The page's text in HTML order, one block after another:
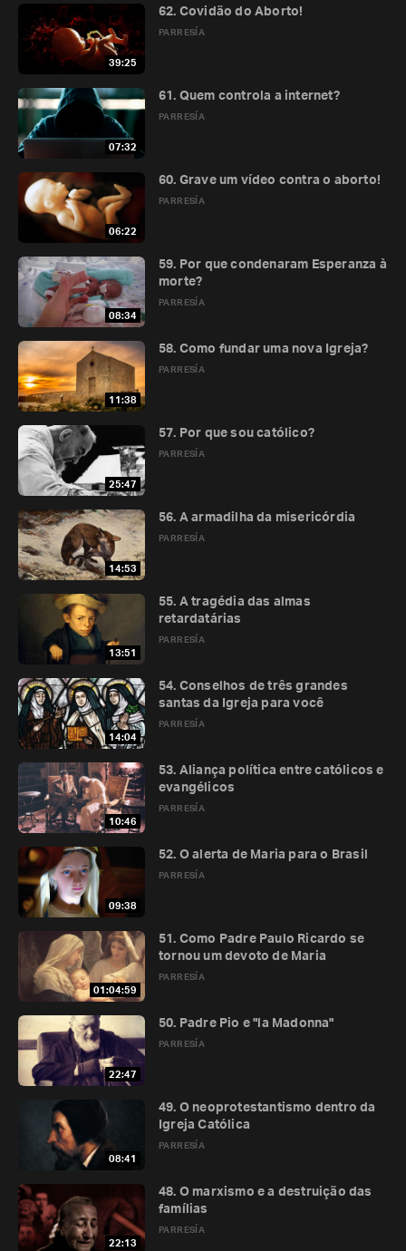
39:25
PARRESÍA
62. Covidão do Aborto!
07:32
PARRESÍA
61. Quem controla a internet?
06:22
PARRESÍA
60. Grave um vídeo contra o aborto!
08:34
PARRESÍA
59. Por que condenaram Esperanza à
morte?
11:38
PARRESÍA
58. Como fundar uma nova Igreja?
25:47
PARRESÍA
57. Por que sou católico?
14:53
PARRESÍA
56. A armadilha da misericórdia
13:51
PARRESÍA
55. A tragédia das almas
retardatárias
14:04
PARRESÍA
54. Conselhos de três grandes
santas da Igreja para você
10:46
PARRESÍA
53. Aliança política entre católicos e
evangélicos
09:38
PARRESÍA
52. O alerta de Maria para o Brasil
01:04:59
PARRESÍA
51. Como Padre Paulo Ricardo se
tornou um devoto de Maria
22:47
PARRESÍA
50. Padre Pio e "la Madonna"
08:41
PARRESÍA
49. O neoprotestantismo dentro da
Igreja Católica
22:13
PARRESÍA
48. O marxismo e a destruição das
famílias